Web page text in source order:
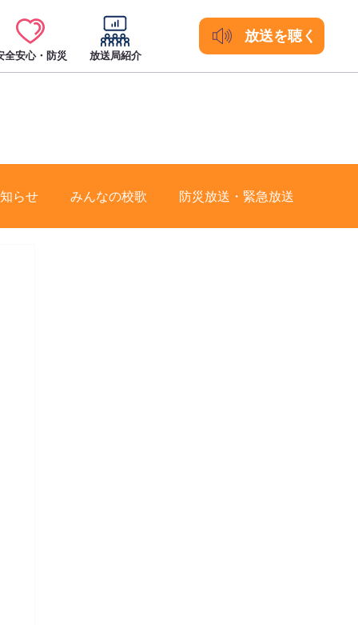
全安心・防災 放送局紹介
放送を聴く
らせ みんなの校歌 防災放送・緊急放送